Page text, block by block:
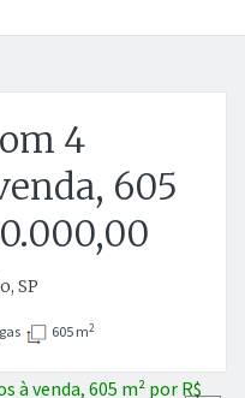
4
605
SP
605 m2